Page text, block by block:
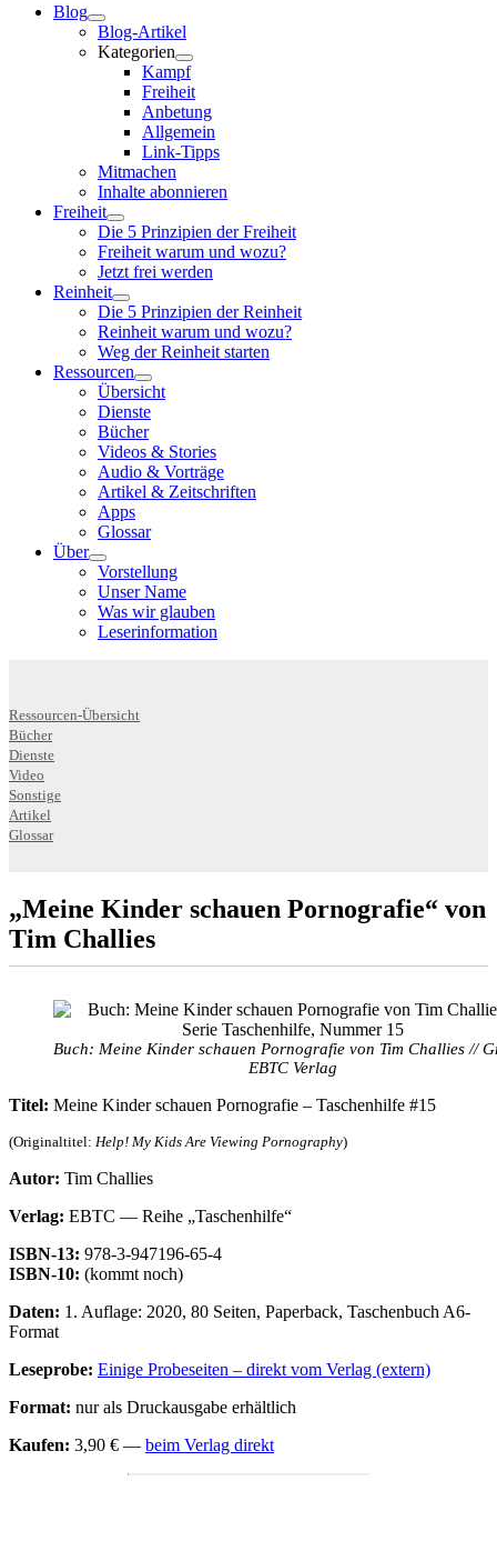
Blog
Blog-Artikel
Kategorien
Kampf
Freiheit
Anbetung
Allgemein
Link-Tipps
Mitmachen
Inhalte abonnieren
Freiheit
Die 5 Prinzipien der Freiheit
Freiheit warum und wozu?
Jetzt frei werden
Reinheit
Die 5 Prinzipien der Reinheit
Reinheit warum und wozu?
Weg der Reinheit starten
Ressourcen
Übersicht
Dienste
Bücher
Videos & Stories
Audio & Vorträge
Artikel & Zeitschriften
Apps
Glossar
Über
Vorstellung
Unser Name
Was wir glauben
Leser­infor­mation
Ressourcen-Übersicht
Bücher
Dienste
Video
Sonstige
Artikel
Glossar
„Meine Kinder schauen Pornografie“ von
Tim Challies
Buch: Meine Kinder schauen Pornografie von Tim Challies //
EBTC Verlag
Titel: Meine Kinder schauen Pornografie – Taschenhilfe #15
(Originaltitel: Help! My Kids Are Viewing Pornography)
Autor: Tim Challies
Verlag: EBTC — Reihe „Taschenhilfe“
ISBN-13: 978-3-947196-65-4
ISBN-10: (kommt noch)
Daten: 1. Auflage: 2020, 80 Seiten, Paperback, Taschenbuch A6-
Format
Leseprobe: Einige Probeseiten – direkt vom Verlag (extern)
Format: nur als Druckausgabe erhältlich
Kaufen: 3,90 € — beim Verlag direkt